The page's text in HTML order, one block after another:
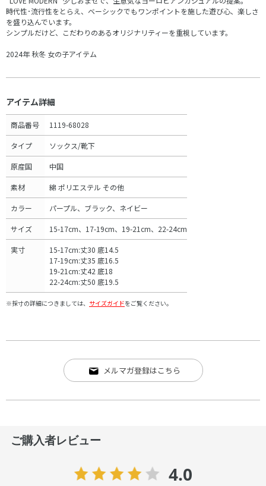
時代性･流行性をとらえ、ベーシックでもワンポイントを施した遊び心、楽しさ
を盛り込んでいます。
シンプルだけど、こだわりのあるオリジナリティーを重視しています。
2024年 秋冬 女の子アイテム
アイテム詳細
商品番号 1119-68028
タイプ ソックス/靴下
原産国 中国
素材 綿 ポリエステル その他
カラー パープル、ブラック、ネイビー
サイズ 15-17cm、17-19cm、19-21cm、22-24cm
実寸
15-17cm:丈30 底14.5
17-19cm:丈35 底16.5
19-21cm:丈42 底18
22-24cm:丈50 底19.5
※採寸の詳細につきましては、 サイズガイドをご覧ください。
メルマガ登録はこちら
ご購入者レビュー
4.0